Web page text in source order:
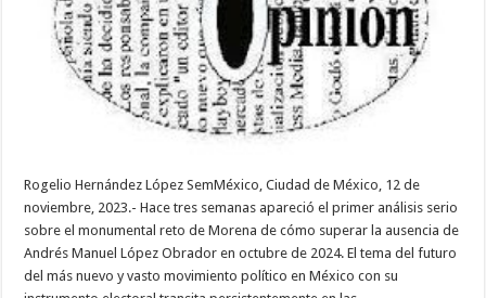
Rogelio Hernández López SemMéxico, Ciudad de México, 12 de
noviembre, 2023.- Hace tres semanas apareció el primer análisis serio
sobre el monumental reto de Morena de cómo superar la ausencia de
Andrés Manuel López Obrador en octubre de 2024. El tema del futuro
del más nuevo y vasto movimiento político en México con su